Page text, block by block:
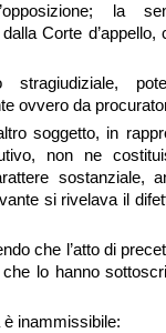
la
Corte
ovvero da
soggetto, in
non ne
sostanziale,
si rivelava il
che l’atto di
lo hanno
inammissibile: